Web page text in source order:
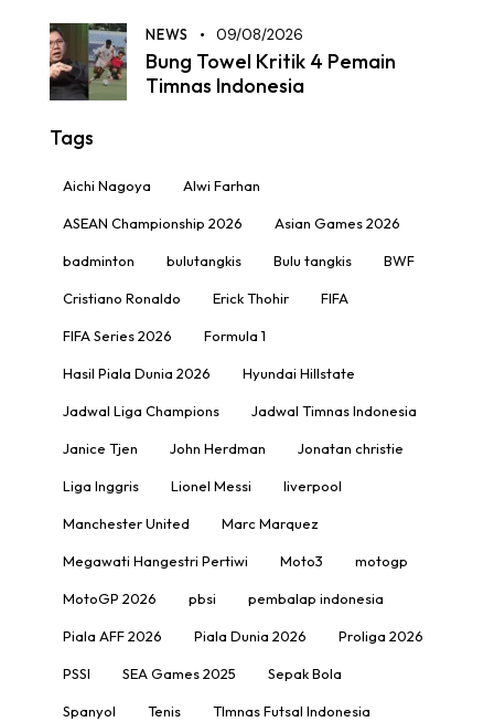
NEWS 09/08/2026
Bung Towel Kritik 4 Pemain
Timnas Indonesia
Tags
Aichi Nagoya Alwi Farhan
ASEAN Championship 2026 Asian Games 2026
badminton bulutangkis Bulu tangkis BWF
Cristiano Ronaldo Erick Thohir FIFA
FIFA Series 2026 Formula 1
Hasil Piala Dunia 2026 Hyundai Hillstate
Jadwal Liga Champions Jadwal Timnas Indonesia
Janice Tjen John Herdman Jonatan christie
Liga Inggris Lionel Messi liverpool
Manchester United Marc Marquez
Megawati Hangestri Pertiwi Moto3 motogp
MotoGP 2026 pbsi pembalap indonesia
Piala AFF 2026 Piala Dunia 2026 Proliga 2026
PSSI SEA Games 2025 Sepak Bola
Spanyol Tenis TImnas Futsal Indonesia